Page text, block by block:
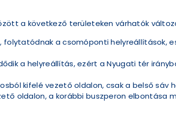
a következő területeken várhatók
folytatódnak a csomóponti helyreállítások,
a helyreállítás, ezért a Nyugati tér
kifelé vezető oldalon, csak a belső sáv
oldalon, a korábbi buszperon elbontása